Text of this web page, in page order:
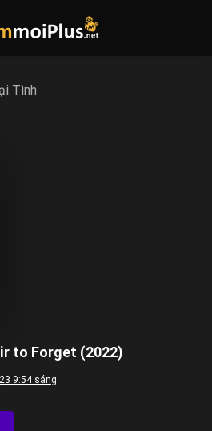
Tình
to Forget (2022)
9:54 sáng